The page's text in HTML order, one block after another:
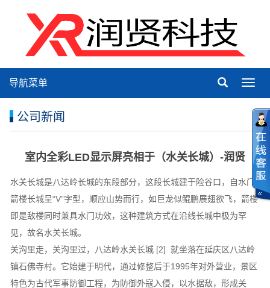
导航菜单
公司新闻
室内全彩LED显示屏亮相于（水关长城）-润贤
水关长城是八达岭长城的东段部分，这段长城建于险谷口，自水门
箭楼长城呈“V”字型，顺应山势而行，如巨龙似鲲鹏展翅欲飞，箭楼
即是敌楼同时兼具水门功效，这种建筑方式在沿线长城中极为罕
见，故名水关长城。
关沟里走，关沟里过，八达岭水关长城 [2] 就坐落在延庆区八达岭
镇石佛寺村。它始建于明代，通过修整后于1995年对外营业，景区
特色为古代军事防御工程，为防御外寇入侵，以水据敌，形成关